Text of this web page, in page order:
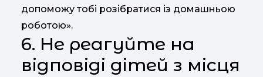
допоможу тобі розібратися із домашньою
роботою».
6. Не реагуйте на
відповіді дітей з місця